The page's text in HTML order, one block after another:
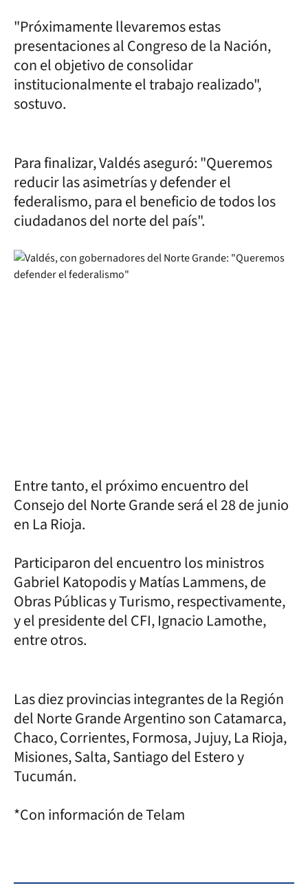
"Próximamente llevaremos estas
presentaciones al Congreso de la Nación,
con el objetivo de consolidar
institucionalmente el trabajo realizado",
sostuvo.
Para finalizar, Valdés aseguró: "Queremos
reducir las asimetrías y defender el
federalismo, para el beneficio de todos los
ciudadanos del norte del país".
Entre tanto, el próximo encuentro del
Consejo del Norte Grande será el 28 de junio
en La Rioja.
Participaron del encuentro los ministros
Gabriel Katopodis y Matías Lammens, de
Obras Públicas y Turismo, respectivamente,
y el presidente del CFI, Ignacio Lamothe,
entre otros.
Las diez provincias integrantes de la Región
del Norte Grande Argentino son Catamarca,
Chaco, Corrientes, Formosa, Jujuy, La Rioja,
Misiones, Salta, Santiago del Estero y
Tucumán.
*Con información de Telam